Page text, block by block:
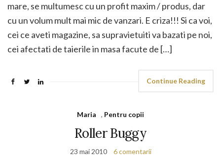
mare, se multumesc cu un profit maxim / produs, dar
cu un volum mult mai mic de vanzari. E criza!!! Si ca voi,
cei ce aveti magazine, sa supravietuiti va bazati pe noi,
cei afectati de taierile in masa facute de […]
Continue Reading
Maria , Pentru copii
Roller Buggy
23 mai 2010 6 comentarii